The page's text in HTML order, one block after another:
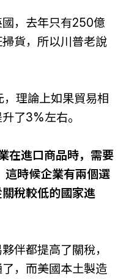
，去年只有250億
貨，所以川普老說
理論上如果貿易相
了3%左右。
在進口商品時，需要
這時候企業有兩個選
稅較低的國家進
伴都提高了關稅，
，而美國本土製造